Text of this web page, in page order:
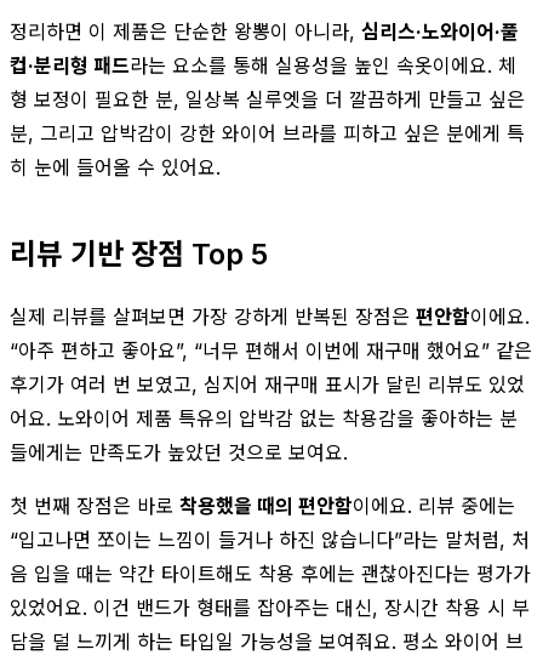
정리하면 이 제품은 단순한 왕뽕이 아니라, 심리스·노와이어·풀
컵·분리형 패드라는 요소를 통해 실용성을 높인 속옷이에요. 체
형 보정이 필요한 분, 일상복 실루엣을 더 깔끔하게 만들고 싶은
분, 그리고 압박감이 강한 와이어 브라를 피하고 싶은 분에게 특
히 눈에 들어올 수 있어요.
리뷰 기반 장점 Top 5
실제 리뷰를 살펴보면 가장 강하게 반복된 장점은 편안함이에요.
“아주 편하고 좋아요”, “너무 편해서 이번에 재구매 했어요” 같은
후기가 여러 번 보였고, 심지어 재구매 표시가 달린 리뷰도 있었
어요. 노와이어 제품 특유의 압박감 없는 착용감을 좋아하는 분
들에게는 만족도가 높았던 것으로 보여요.
첫 번째 장점은 바로 착용했을 때의 편안함이에요. 리뷰 중에는
“입고나면 쪼이는 느낌이 들거나 하진 않습니다”라는 말처럼, 처
음 입을 때는 약간 타이트해도 착용 후에는 괜찮아진다는 평가가
있었어요. 이건 밴드가 형태를 잡아주는 대신, 장시간 착용 시 부
담을 덜 느끼게 하는 타입일 가능성을 보여줘요. 평소 와이어 브